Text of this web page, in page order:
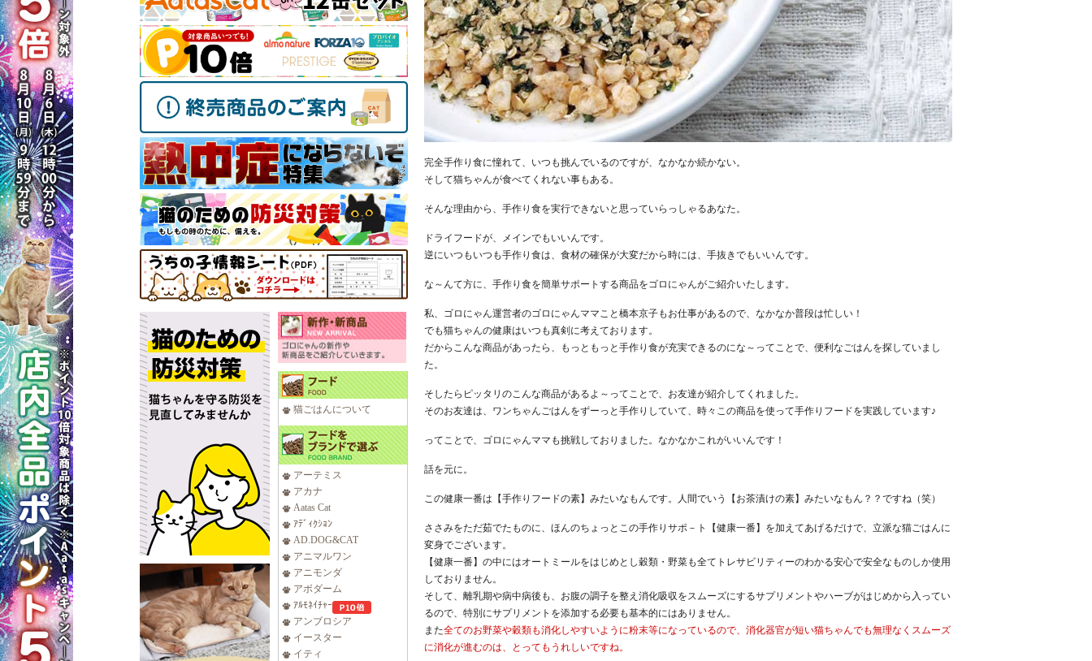
猫ごはんについて
アーテミス
アカナ
Aatas Cat
ｱﾃﾞｨｸｼｮﾝ
AD.DOG&CAT
アニマルワン
アニモンダ
アボダーム
ｱﾙﾓﾈｲﾁｬｰ
アンブロシア
イースター
イティ
完全手作り食に憧れて、いつも挑んでいるのですが、なかなか続かない。
そして猫ちゃんが食べてくれない事もある。
そんな理由から、手作り食を実行できないと思っていらっしゃるあなた。
ドライフードが、メインでもいいんです。
逆にいつもいつも手作り食は、食材の確保が大変だから時には、手抜きでもいいんです。
な～んて方に、手作り食を簡単サポートする商品をゴロにゃんがご紹介いたします。
私、ゴロにゃん運営者のゴロにゃんママこと橋本京子もお仕事があるので、なかなか普段は忙しい！
でも猫ちゃんの健康はいつも真剣に考えております。
だからこんな商品があったら、もっともっと手作り食が充実できるのにな～ってことで、便利なごはんを探していまし
た。
そしたらピッタリのこんな商品があるよ～ってことで、お友達が紹介してくれました。
そのお友達は、ワンちゃんごはんをずーっと手作りしていて、時々この商品を使って手作りフードを実践しています♪
ってことで、ゴロにゃんママも挑戦しておりました。なかなかこれがいいんです！
話を元に。
この健康一番は【手作りフードの素】みたいなもんです。人間でいう【お茶漬けの素】みたいなもん？？ですね（笑）
ささみをただ茹でたものに、ほんのちょっとこの手作りサポ－ト【健康一番】を加えてあげるだけで、立派な猫ごはんに
変身でございます。
【健康一番】の中にはオートミールをはじめとし穀類・野菜も全てトレサビリティーのわかる安心で安全なものしか使用
しておりません。
そして、離乳期や病中病後も、お腹の調子を整え消化吸収をスムーズにするサプリメントやハーブがはじめから入ってい
るので、特別にサプリメントを添加する必要も基本的にはありません。
また全てのお野菜や穀類も消化しやすいように粉末等になっているので、消化器官が短い猫ちゃんでも無理なくスムーズ
に消化が進むのは、とってもうれしいですね。